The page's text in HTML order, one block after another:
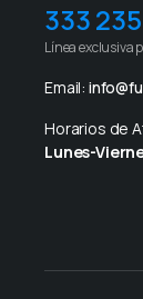
333
Línea exclusiva
Email:
Horarios de
Lunes-